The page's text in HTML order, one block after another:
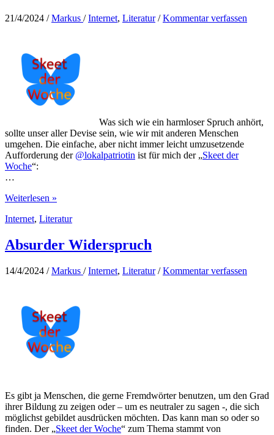
21/4/2024 /Markus /Internet, Literatur/Kommentar verfassen
Was sich wie ein harmloser Spruch anhört,
sollte unser aller Devise sein, wie wir mit anderen Menschen
umgehen. Die einfache, aber nicht immer leicht umzusetzende
Aufforderung der @lokalpatriotin ist für mich der „Skeet der
Woche“:
…
Glücksbringer
Weiterlesen »
Internet, Literatur
Absurder Widerspruch
14/4/2024 /Markus /Internet, Literatur/Kommentar verfassen
Es gibt ja Menschen, die gerne Fremdwörter benutzen, um den Grad
ihrer Bildung zu zeigen oder – um es neutraler zu sagen -, die sich
möglichst gebildet ausdrücken möchten. Das kann man so oder so
finden. Der „Skeet der Woche“ zum Thema stammt von